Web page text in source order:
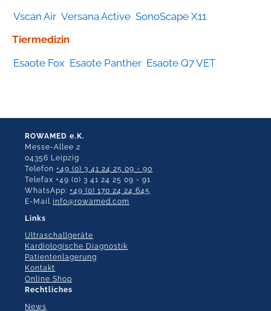
Vscan Air Versana Active SonoScape X11
Tiermedizin
Esaote Fox Esaote Panther Esaote Q7 VET
Links
Ultraschallgeräte
Kardiologische Diagnostik
Patientenlagerung
Kontakt
Online Shop
Rechtliches
News
ROWAMED e.K.
Messe-Allee 2
04356 Leipzig
Telefon+49 (0) 3 41 24 25 09 - 90
Telefax +49 (0) 3 41 24 25 09 - 91
WhatsApp:+49 (0) 170 24 24 645
E-Mail info@rowamed.com